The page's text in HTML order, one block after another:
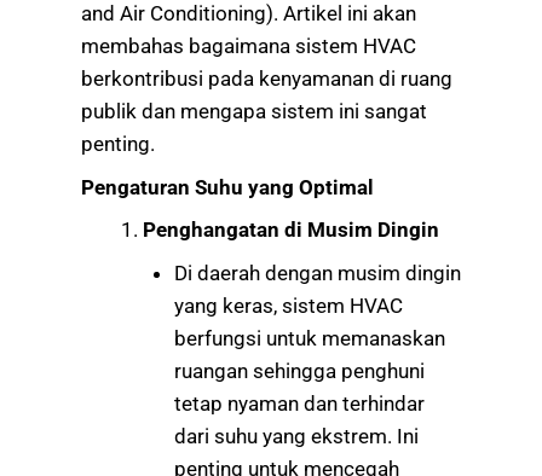
and Air Conditioning). Artikel ini akan
membahas bagaimana sistem HVAC
berkontribusi pada kenyamanan di ruang
publik dan mengapa sistem ini sangat
penting.
Pengaturan Suhu yang Optimal
Penghangatan di Musim Dingin
Di daerah dengan musim dingin
yang keras, sistem HVAC
berfungsi untuk memanaskan
ruangan sehingga penghuni
tetap nyaman dan terhindar
dari suhu yang ekstrem. Ini
penting untuk mencegah